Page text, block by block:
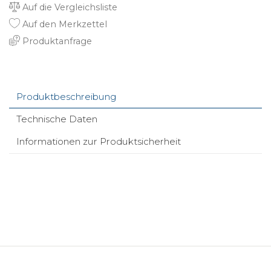
Auf die Vergleichsliste
Auf den Merkzettel
Produktanfrage
Produktbeschreibung
Technische Daten
Informationen zur Produktsicherheit